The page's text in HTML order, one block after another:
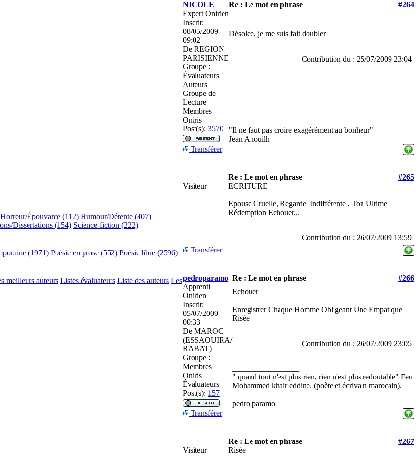
Horreur/Épouvante (112) Humour/Détente (407)
Dissertations (154) Science-fiction (222)
(1971) Poésie en prose (552) Poésie libre (2596)
meilleurs auteurs Listes évaluateurs Liste des auteurs Les
NICOLE Re : Le mot en phrase
#264
Expert Onirien
Inscrit:
08/05/2009
09:02
De REGION
PARISIENNE
Groupe :
Évaluateurs
Auteurs
Groupe de
Lecture
Membres
Oniris
Post(s): 3570
Désolée, je me suis fait doubler
Contribution du : 25/07/2009 23:04
"Il ne faut pas croire exagérément au bonheur"
Jean Anouilh
Transférer
Re : Le mot en phrase
#265
Visiteur
ECRITURE
Epouse Cruelle, Regarde, Indifférente , Ton Ultime
Rédemption Echouer...
Contribution du : 26/07/2009 13:59
Transférer
pedroparamo Re : Le mot en phrase
#266
Apprenti
Onirien
Inscrit:
05/07/2009
00:33
De MAROC
(ESSAOUIRA/
RABAT)
Groupe :
Membres
Oniris
Évaluateurs
Post(s): 157
Echouer
Enregistrer Chaque Homme Obligeant Une Empatique
Risée
Contribution du : 26/07/2009 23:05
" quand tout n'est plus rien, rien n'est plus redoutable" Feu
Mohammed khair eddine. (poète et écrivain marocain).
pedro paramo
Transférer
Re : Le mot en phrase
#267
Visiteur
Risée